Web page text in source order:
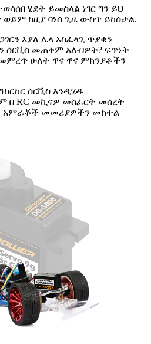
ሂደት ይመስላል ነገር ግን ይህ
ከዚያ ባነሰ ጊዜ ውስጥ ይከሰታል.
እያለ ሌላ አስፈላጊ ጥያቄን
ሰርቪስ መጠቀም አለብዎት? ፍጥነት
ሁለት ዋና ዋና ምክንያቶችን
ሰርቪስ እንዲሄዱ
በ RC መኪናዎ መስፈርት መሰረት
መመሪያዎችን መከተል